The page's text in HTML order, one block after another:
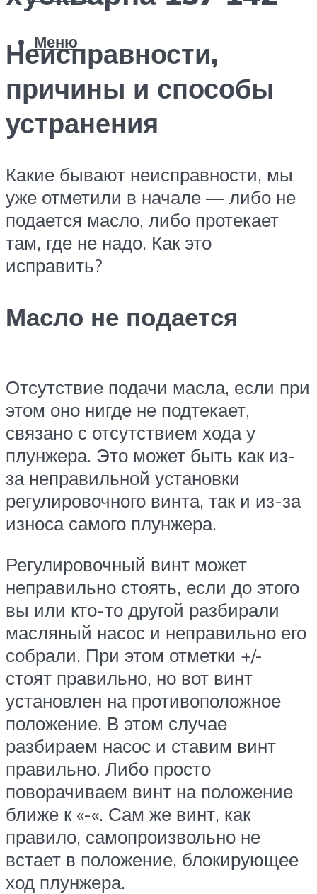
Меню
Неисправности,
причины и способы
устранения
Какие бывают неисправности, мы
уже отметили в начале — либо не
подается масло, либо протекает
там, где не надо. Как это
исправить?
Масло не подается
Отсутствие подачи масла, если при
этом оно нигде не подтекает,
связано с отсутствием хода у
плунжера. Это может быть как из-
за неправильной установки
регулировочного винта, так и из-за
износа самого плунжера.
Регулировочный винт может
неправильно стоять, если до этого
вы или кто-то другой разбирали
масляный насос и неправильно его
собрали. При этом отметки +/-
стоят правильно, но вот винт
установлен на противоположное
положение. В этом случае
разбираем насос и ставим винт
правильно. Либо просто
поворачиваем винт на положение
ближе к «-«. Сам же винт, как
правило, самопроизвольно не
встает в положение, блокирующее
ход плунжера.